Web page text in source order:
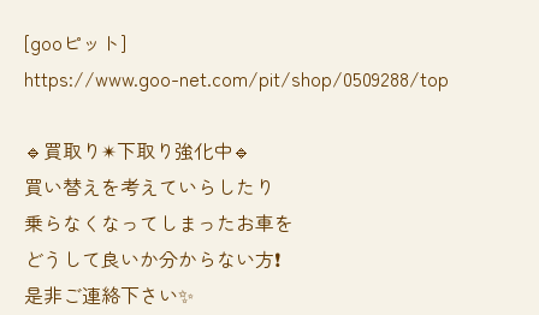
[gooピット]
https://www.goo-net.com/pit/shop/0509288/top
🔹買取り✴︎下取り強化中🔹
買い替えを考えていらしたり
乗らなくなってしまったお車を
どうして良いか分からない方❗️
是非ご連絡下さい✨